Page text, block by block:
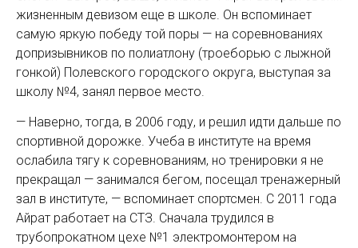
жизненным девизом еще в школе. Он вспоминает
самую яркую победу той поры — на соревнованиях
допризывников по полиатлону (троеборью с лыжной
гонкой) Полевского городского округа, выступая за
школу №4, занял первое место.
— Наверно, тогда, в 2006 году, и решил идти дальше по
спортивной дорожке. Учеба в институте на время
ослабила тягу к соревнованиям, но тренировки я не
прекращал — занимался бегом, посещал тренажерный
зал в институте, — вспоминает спортсмен. С 2011 года
Айрат работает на СТЗ. Сначала трудился в
трубопрокатном цехе №1 электромонтером на